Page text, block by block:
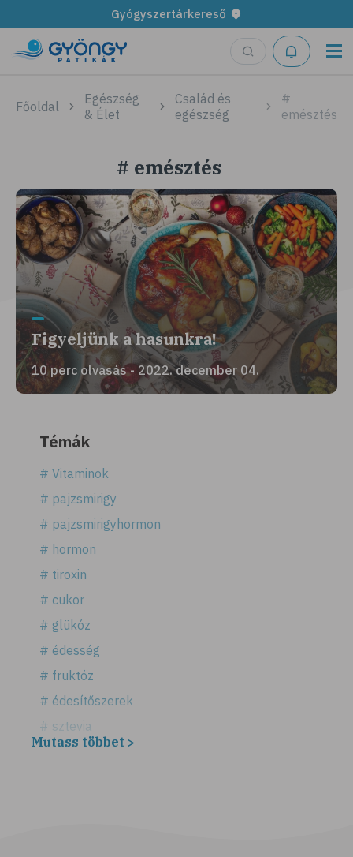
Gyógyszertárkereső
Főoldal
Egészség
& Élet
Család és
egészség
#
emésztés
# emésztés
Figyeljünk a hasunkra!
10 perc olvasás - 2022. december 04.
Témák
# Vitaminok
# pajzsmirigy
# pajzsmirigyhormon
# hormon
# tiroxin
# cukor
# glükóz
# édesség
# fruktóz
# édesítőszerek
# sztevia
# fogadalom
Mutass többet >